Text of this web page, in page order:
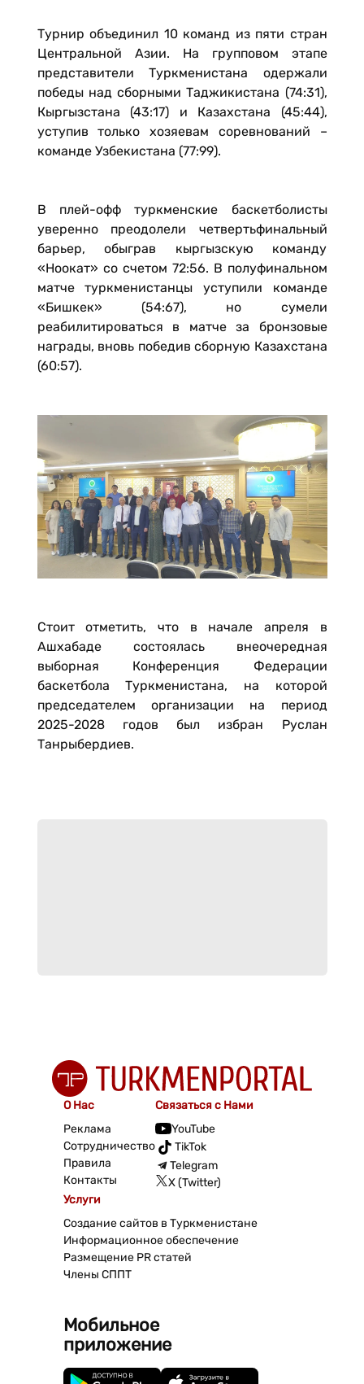
Турнир объединил 10 команд из пяти стран
Центральной Азии. На групповом этапе
представители Туркменистана одержали
победы над сборными Таджикистана (74:31),
Кыргызстана (43:17) и Казахстана (45:44),
уступив только хозяевам соревнований –
команде Узбекистана (77:99).
В плей-офф туркменские баскетболисты
уверенно преодолели четвертьфинальный
барьер, обыграв кыргызскую команду
«Ноокат» со счетом 72:56. В полуфинальном
матче туркменистанцы уступили команде
«Бишкек» (54:67), но сумели
реабилитироваться в матче за бронзовые
награды, вновь победив сборную Казахстана
(60:57).
Стоит отметить, что в начале апреля в
Ашхабаде состоялась внеочередная
выборная Конференция Федерации
баскетбола Туркменистана, на которой
председателем организации на период
2025-2028 годов был избран Руслан
Танрыбердиев.
О Нас
Реклама
Сотрудничество
Правила
Контакты
Связаться с Нами
YouTube
TikTok
Telegram
X (Twitter)
Услуги
Создание сайтов в Туркменистане
Информационное обеспечение
Размещение PR статей
Члены СППТ
Мобильное
приложение